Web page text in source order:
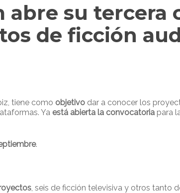
abre su tercera
de ficción
tiene como objetivo dar a conocer los
Ya está abierta la convocatoria para
.
, seis de ficción televisiva y otros tanto